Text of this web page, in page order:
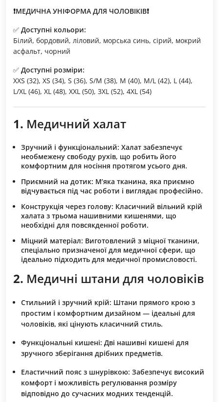
❗МЕДИЧНА УНІФОРМА ДЛЯ ЧОЛОВІКІВ❗
✅ Доступні кольори:
Білий, бордовий, ліловий, морська синь, сірий, мокрий
асфальт, чорний
✅ Доступні розміри:
XXS (32), XS (34), S (36), S/M (38), M (40), M/L (42), L (44),
L/XL (46), XL (48), XXL (50), 3XL (52), 4XL (54)
1. Медичний халат
Зручний і функціональний: Халат забезпечує
необмежену свободу рухів, що робить його
комфортним для носіння протягом усього дня.
Приємний на дотик: М’яка тканина, яка приємно
відчувається під час роботи і виглядає професійно.
Конструкція через голову: Класичний вільний крій
халата з трьома нашивними кишенями, що
необхідні для повсякденної роботи.
Міцний матеріал: Виготовлений з міцної тканини,
спеціально призначеної для медичної сфери, що
ідеально підходить для медичної промисловості.
2. Медичні штани для чоловіків
Стильний і зручний крій: Штани прямого крою з
простим і комфортним дизайном — ідеальні для
чоловіків, які цінують класичний стиль.
Функціональні кишені: Дві нашивні кишені для
зручного зберігання дрібних предметів.
Еластичний пояс з шнурівкою: Забезпечує високий
комфорт і можливість регулювання розміру
відповідно до сучасних модних тенденцій.